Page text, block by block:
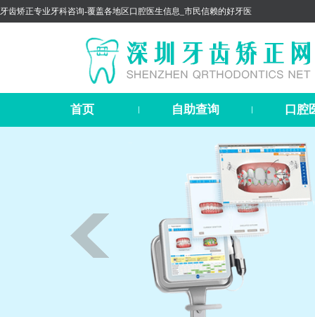
牙齿矫正专业牙科咨询-覆盖各地区口腔医生信息_市民信赖的好牙医
首页 自助查询 口腔